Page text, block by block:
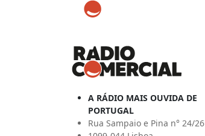
A RÁDIO MAIS OUVIDA DE
PORTUGAL
Rua Sampaio e Pina n° 24/26